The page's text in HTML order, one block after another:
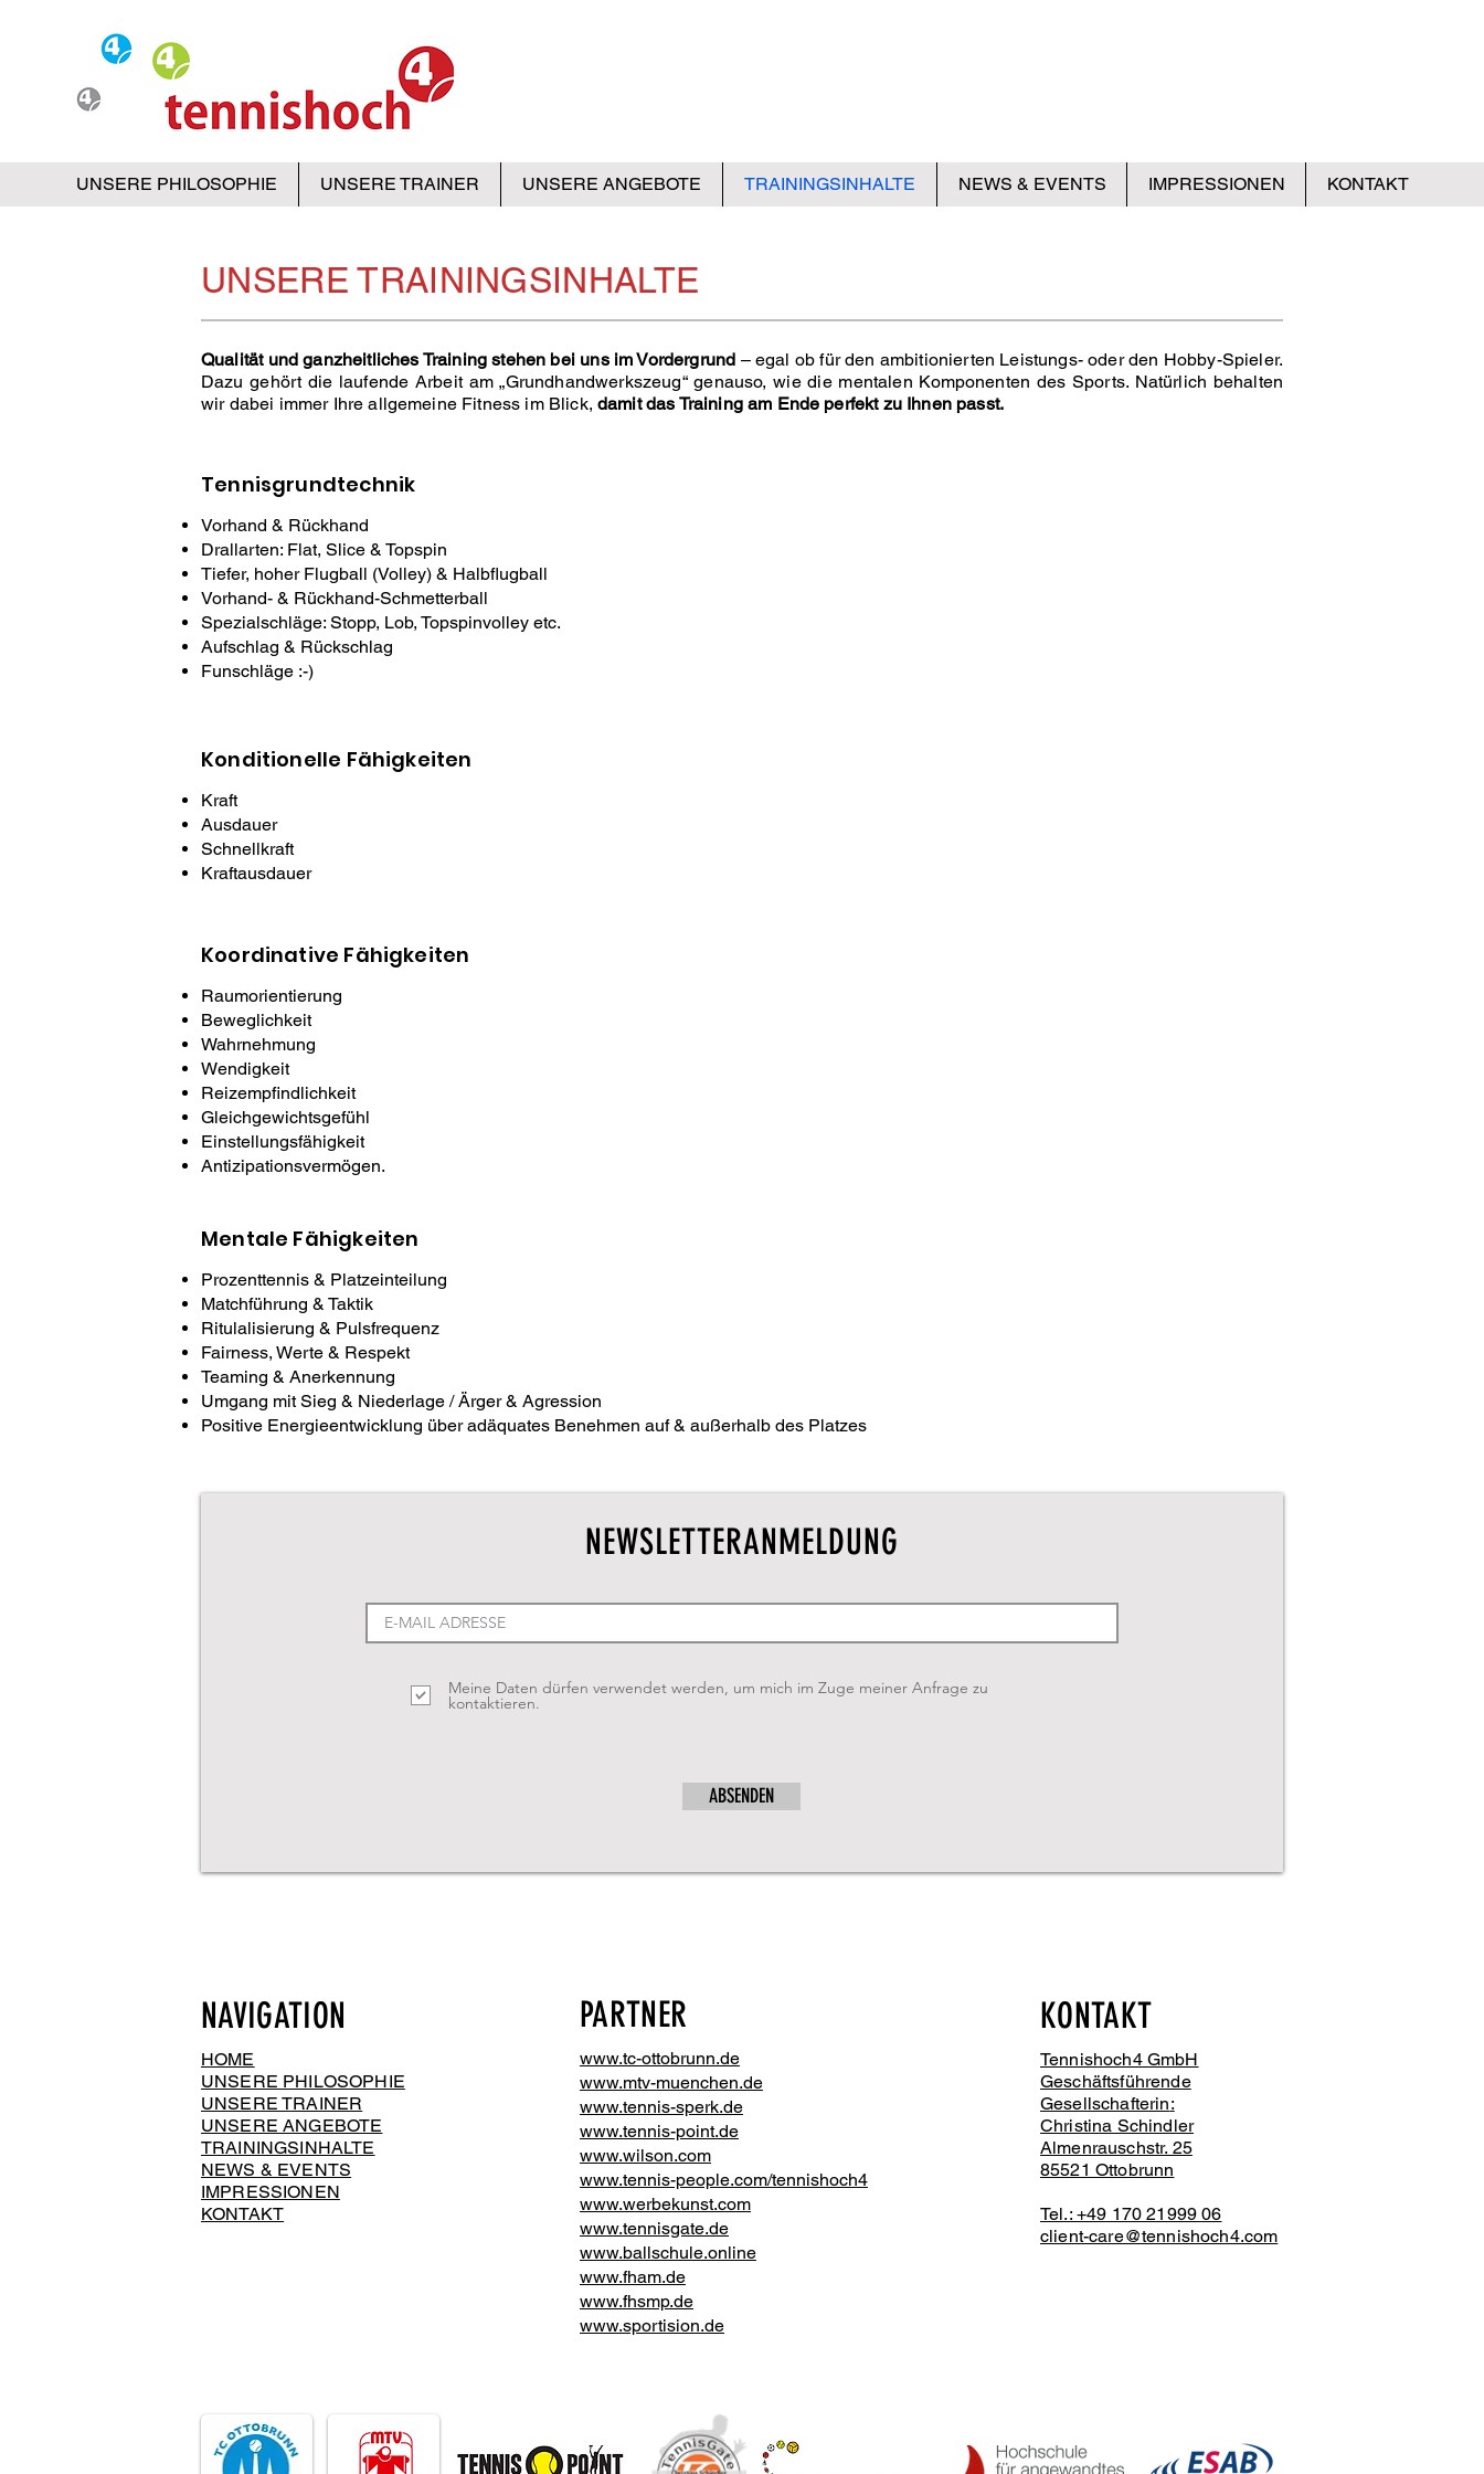
UNSERE PHILOSOPHIE UNSERE TRAINER UNSERE ANGEBOTE TRAININGSINHALTE NEWS & EVENTS IMPRESSIONEN KONTAKT
UNSERE TRAININGSINHALTE
Qualität und ganzheitliches Training stehen bei uns im Vordergrund – egal ob für den ambitionierten Leistungs- oder den Hobby-Spieler.
Dazu gehört die laufende Arbeit am „Grundhandwerkszeug“ genauso, wie die mentalen Komponenten des Sports. Natürlich behalten
wir dabei immer Ihre allgemeine Fitness im Blick,damit das Training am Ende perfekt zu Ihnen passt.
Tennisgrundtechnik
Vorhand & Rückhand
Drallarten: Flat, Slice & Topspin
Tiefer, hoher Flugball (Volley) & Halbflugball
Vorhand- & Rückhand-Schmetterball
Spezialschläge: Stopp, Lob, Topspinvolley etc.
Aufschlag & Rückschlag
Funschläge :-)
Konditionelle Fähigkeiten
Kraft
Ausdauer
Schnellkraft
Kraftausdauer
Koordinative Fähigkeiten
Raumorientierung
Beweglichkeit
Wahrnehmung
Wendigkeit
Reizempfindlichkeit
Gleichgewichtsgefühl
Einstellungsfähigkeit
Antizipationsvermögen.
Mentale Fähigkeiten
Prozenttennis & Platzeinteilung
Matchführung & Taktik
Ritulalisierung & Pulsfrequenz
Fairness, Werte & Respekt
Teaming & Anerkennung
Umgang mit Sieg & Niederlage / Ärger & Agression
Positive Energieentwicklung über adäquates Benehmen auf & außerhalb des Platzes
NEWSLETTERANMELDUNG
Meine Daten dürfen verwendet werden, um mich im Zuge meiner Anfrage zu
kontaktieren.
ABSENDEN
NAVIGATION
HOME
UNSERE PHILOSOPHIE
UNSERE TRAINER
UNSERE ANGEBOTE
TRAININGSINHALTE
NEWS & EVENTS
IMPRESSIONEN
KONTAKT
PARTNER
www.tc-ottobrunn.de
www.mtv-muenchen.de
www.tennis-sperk.de
www.tennis-point.de
www.wilson.com
www.tennis-people.com/tennishoch4
www.werbekunst.com
www.tennisgate.de
www.ballschule.online
www.fham.de
www.fhsmp.de
www.sportision.de
KONTAKT
Tennishoch4 GmbH
Geschäftsführende
Gesellschafterin:
Christina Schindler
Almenrauschstr. 25
85521 Ottobrunn
Tel.: +49 170 21999 06
client-care@tennishoch4.com